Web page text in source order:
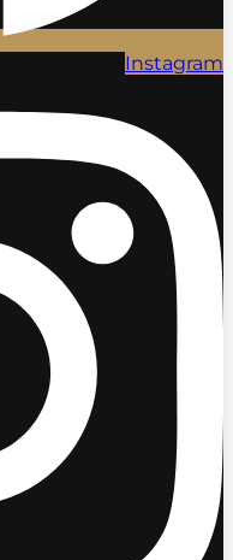
Instagram